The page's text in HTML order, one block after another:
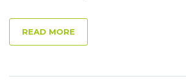
READ MORE